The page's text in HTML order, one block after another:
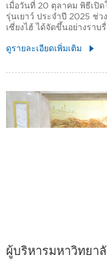
เมื่อวันที่ 20 ตุลาคม พิธีเปิ
รุ่นเยาว์ ประจำปี 2025 ช่
เซี่ยงไฮ้ ได้จัดขึ้นอย่างราบ
ดูรายละเอียดเพิ่มเติม
ผู้บริหารมหาวิทยา